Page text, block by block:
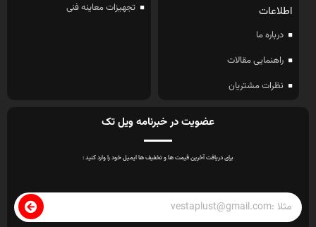
اطلاعات
درباره ما
راهنمایی مقالات
نظرات مشتریان
تجهیزات معاینه فنی
عضویت در خبرنامه ویل تک
برای دریافت آخرین قیمت ها و تخفیف ها ایمیل خود را وارد کنید :